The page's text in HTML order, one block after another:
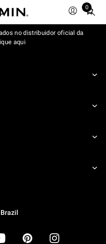
0
Total
items
in
no distribuidor oficial da
aqui